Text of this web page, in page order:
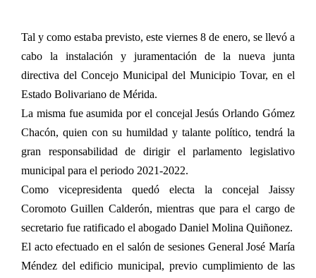
Tal y como estaba previsto, este viernes 8 de enero, se llevó a
cabo la instalación y juramentación de la nueva junta
directiva del Concejo Municipal del Municipio Tovar, en el
Estado Bolivariano de Mérida.
La misma fue asumida por el concejal Jesús Orlando Gómez
Chacón, quien con su humildad y talante político, tendrá la
gran responsabilidad de dirigir el parlamento legislativo
municipal para el periodo 2021-2022.
Como vicepresidenta quedó electa la concejal Jaissy
Coromoto Guillen Calderón, mientras que para el cargo de
secretario fue ratificado el abogado Daniel Molina Quiñonez.
El acto efectuado en el salón de sesiones General José María
Méndez del edificio municipal, previo cumplimiento de las